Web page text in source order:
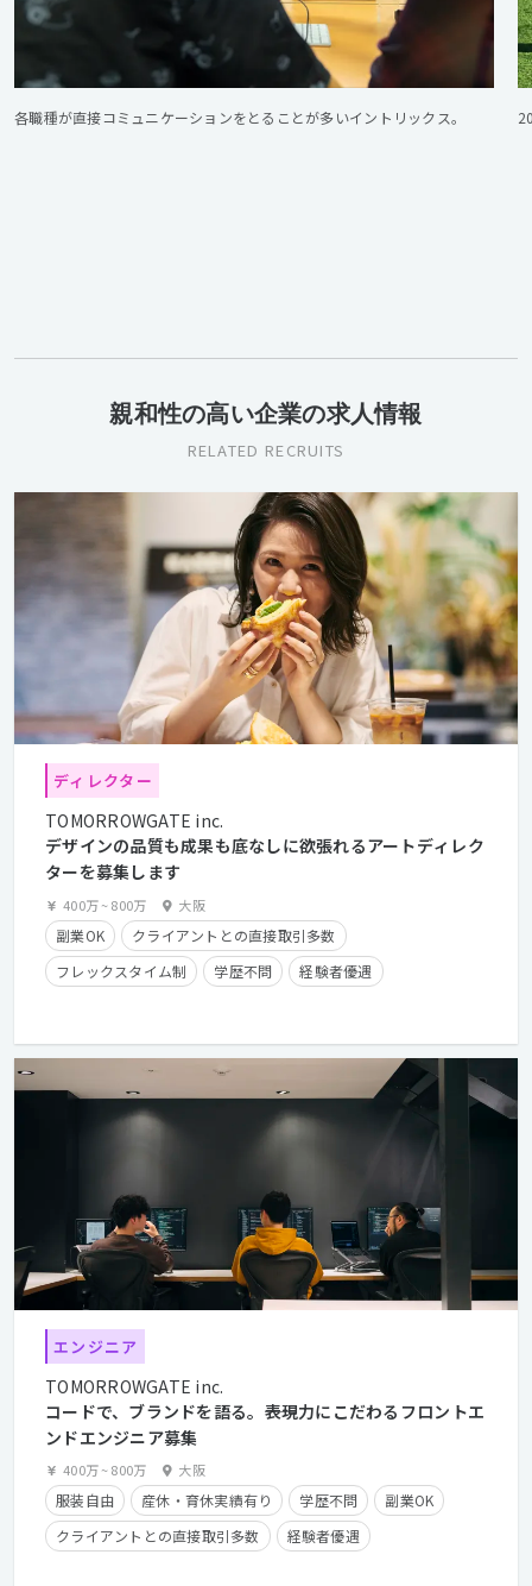
各職種が直接コミュニケーションをとることが多いイントリックス。
親和性の高い企業の求人情報
RELATED RECRUITS
ディレクター
TOMORROWGATE inc.
デザインの品質も成果も底なしに欲張れるアートディレク
ターを募集します
400万~800万 大阪
副業OK
クライアントとの直接取引多数
フレックスタイム制
学歴不問 経験者優遇
エンジニア
TOMORROWGATE inc.
コードで、ブランドを語る。――表現力にこだわるフロントエ
ンドエンジニア募集
400万~800万 大阪
服装自由 産休・育休実績有り 学歴不問
副業OK
クライアントとの直接取引多数
経験者優遇